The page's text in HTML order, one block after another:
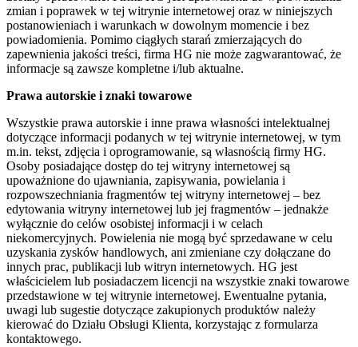
zmian i poprawek w tej witrynie internetowej oraz w niniejszych
postanowieniach i warunkach w dowolnym momencie i bez
powiadomienia. Pomimo ciągłych starań zmierzających do
zapewnienia jakości treści, firma HG nie może zagwarantować, że
informacje są zawsze kompletne i/lub aktualne.
Prawa autorskie i znaki towarowe
Wszystkie prawa autorskie i inne prawa własności intelektualnej
dotyczące informacji podanych w tej witrynie internetowej, w tym
m.in. tekst, zdjęcia i oprogramowanie, są własnością firmy HG.
Osoby posiadające dostęp do tej witryny internetowej są
upoważnione do ujawniania, zapisywania, powielania i
rozpowszechniania fragmentów tej witryny internetowej – bez
edytowania witryny internetowej lub jej fragmentów – jednakże
wyłącznie do celów osobistej informacji i w celach
niekomercyjnych. Powielenia nie mogą być sprzedawane w celu
uzyskania zysków handlowych, ani zmieniane czy dołączane do
innych prac, publikacji lub witryn internetowych. HG jest
właścicielem lub posiadaczem licencji na wszystkie znaki towarowe
przedstawione w tej witrynie internetowej. Ewentualne pytania,
uwagi lub sugestie dotyczące zakupionych produktów należy
kierować do Działu Obsługi Klienta, korzystając z formularza
kontaktowego.